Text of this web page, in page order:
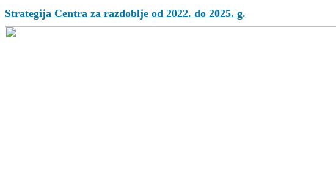
Strategija Centra za razdoblje od 2022. do 2025. g.